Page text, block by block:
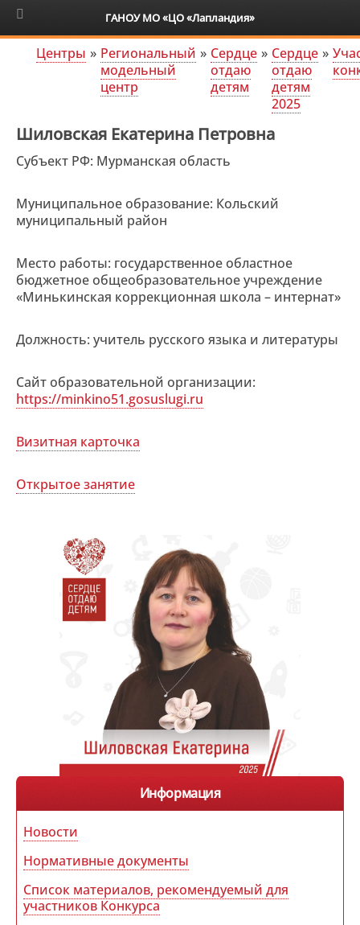
6+
Центры » Региональный
модельный
центр
» Сердце
отдаю
детям
» Сердце
отдаю
детям
2025
»
Шиловская Екатерина Петровна
Субъект РФ: Мурманская область
Муниципальное образование: Кольский
муниципальный район
Место работы: государственное областное
бюджетное общеобразовательное учреждение
«Минькинская коррекционная школа – интернат»
Должность: учитель русского языка и литературы
Сайт образовательной организации:
https://minkino51.gosuslugi.ru
Визитная карточка
Открытое занятие
Информация
Новости
Нормативные документы
Список материалов, рекомендуемый для
участников Конкурса
ГАНОУ МО «ЦО «Лапландия»